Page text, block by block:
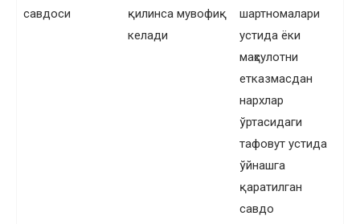
савдоси
қилинса мувофиқ
келади
шартномалари
устида ёки
маҳсулотни
етказмасдан
нархлар
ўртасидаги
тафовут устида
ўйнашга
қаратилган
савдо